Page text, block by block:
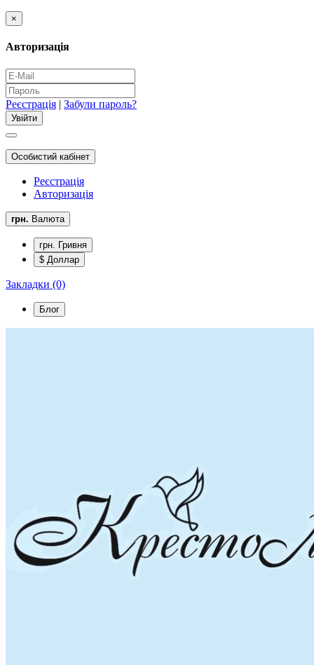
×
Авторизація
Реєстрація | Забули пароль?
Особистий кабінет
Реєстрація
Авторизація
грн. Валюта
грн. Гривня
$ Доллар
Закладки (0)
Блог